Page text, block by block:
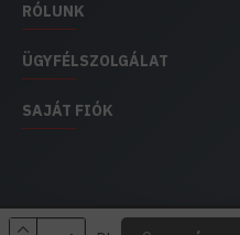
RÓLUNK
ÜGYFÉLSZOLGÁLAT
SAJÁT FIÓK
EH IMPEX / Copyright